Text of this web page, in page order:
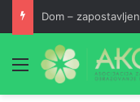
Dom –
Meni